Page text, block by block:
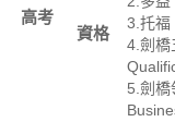
高考
資格
3.托福
4.劍橋
5.劍橋